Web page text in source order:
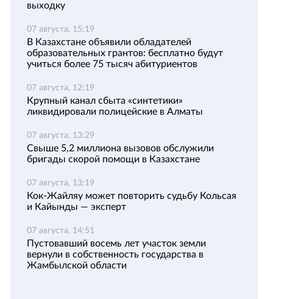
выходку
07 августа, 15:19
В Казахстане объявили обладателей
образовательных грантов: бесплатно будут
учиться более 75 тысяч абитуриентов
07 августа, 12:19
Крупный канал сбыта «синтетики»
ликвидировали полицейские в Алматы
07 августа, 13:29
Свыше 5,2 миллиона вызовов обслужили
бригады скорой помощи в Казахстане
07 августа, 13:19
Кок-Жайляу может повторить судьбу Кольсая
и Кайынды — эксперт
07 августа, 14:51
Пустовавший восемь лет участок земли
вернули в собственность государства в
Жамбылской области